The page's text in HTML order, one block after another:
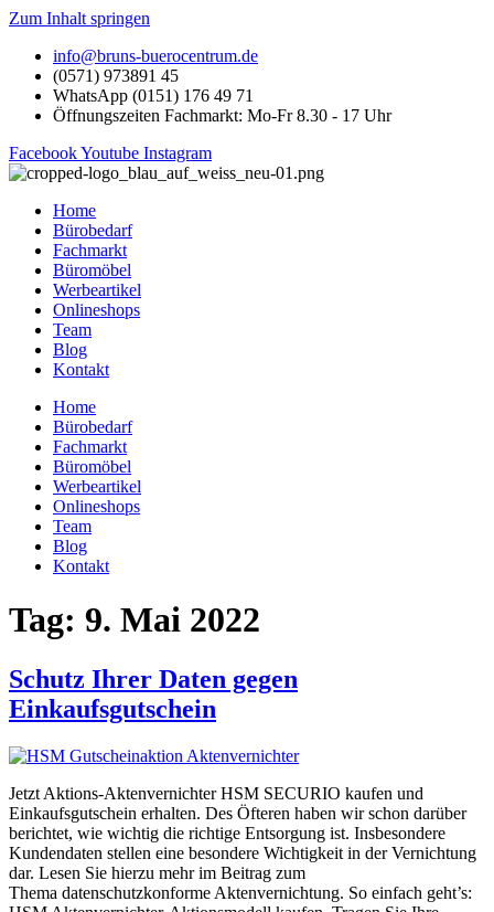
Zum Inhalt springen
info@bruns-buerocentrum.de
(0571) 973891 45
WhatsApp (0151) 176 49 71
Öffnungszeiten Fachmarkt: Mo-Fr 8.30 - 17 Uhr
FacebookYoutube Instagram
Home
Bürobedarf
Fachmarkt
Büromöbel
Werbeartikel
Onlineshops
Team
Blog
Kontakt
Home
Bürobedarf
Fachmarkt
Büromöbel
Werbeartikel
Onlineshops
Team
Blog
Kontakt
Tag: 9. Mai 2022
Schutz Ihrer Daten gegen
Einkaufsgutschein
Jetzt Aktions-Aktenvernichter HSM SECURIO kaufen und
Einkaufsgutschein erhalten. Des Öfteren haben wir schon darüber
berichtet, wie wichtig die richtige Entsorgung ist. Insbesondere
Kundendaten stellen eine besondere Wichtigkeit in der Vernichtung
dar. Lesen Sie hierzu mehr im Beitrag zum
Thema datenschutzkonforme Aktenvernichtung. So einfach geht’s: